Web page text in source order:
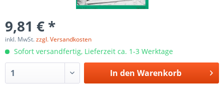
9,81 € *
inkl. MwSt.zzgl. Versandkosten
Sofort versandfertig, Lieferzeit ca. 1-3 Werktage
In den Warenkorb